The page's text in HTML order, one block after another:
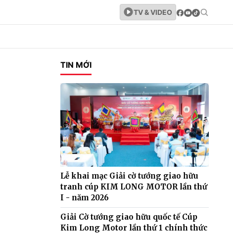
TV & VIDEO
TIN MỚI
Lễ khai mạc Giải cờ tướng giao hữu
tranh cúp KIM LONG MOTOR lần thứ
I - năm 2026
Giải Cờ tướng giao hữu quốc tế Cúp
Kim Long Motor lần thứ 1 chính thức